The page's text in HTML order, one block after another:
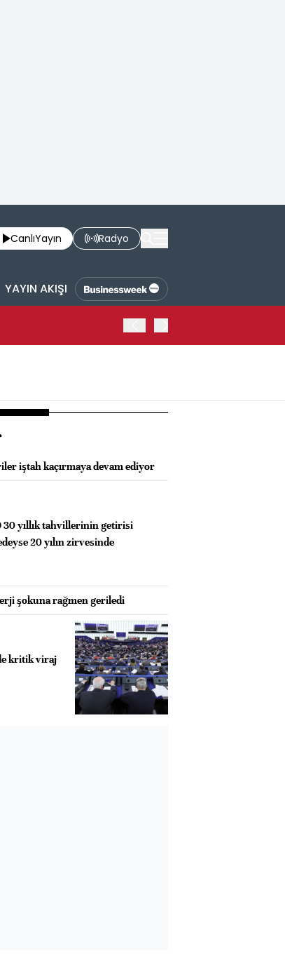
CanlıYayın Radyo
YAYIN AKIŞI
iştah kaçırmaya devam ediyor
30 yıllık tahvillerinin getirisi
20 yılın zirvesinde
şokuna rağmen geriledi
kritik viraj